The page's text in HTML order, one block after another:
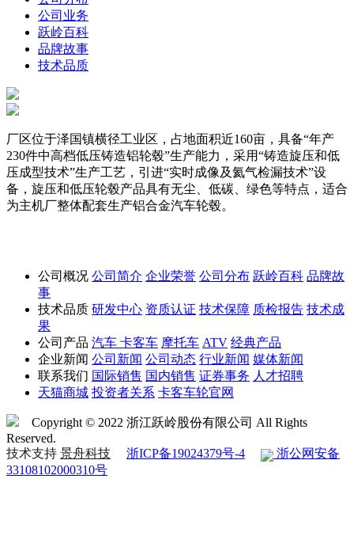
公司业务
跃岭百科
品牌故事
技术品质
厂区位于泽国镇横径工业区，占地面积近160亩，具备“年产
230件中高档低压铸造铝轮毂”生产能力，采用“铸造旋压和低
压成型技术”生产工艺，引进“实时成像及氦气检漏技术”设
备，旋压和低压轮毂产品具有无尘、低碳、绿色等特点，适合
为主机厂整体配套生产铝合金汽车轮毂。
公司概况 公司简介 企业荣誉 公司分布 跃岭百科 品牌故
事
技术品质 研发中心 资质认证 技术保障 质检报告 技术成
果
公司产品 汽车 卡客车 摩托车 ATV 经典产品
企业新闻 公司新闻 公司动态 行业新闻 媒体新闻
联系我们 国际销售 国内销售 证券事务 人才招聘
天猫商城 投资者关系 卡客车轮官网
Copyright © 2022 浙江跃岭股份有限公司 All Rights
Reserved.
技术支持 景舟科技 浙ICP备19024379号-4
浙公网安备
33108102000310号